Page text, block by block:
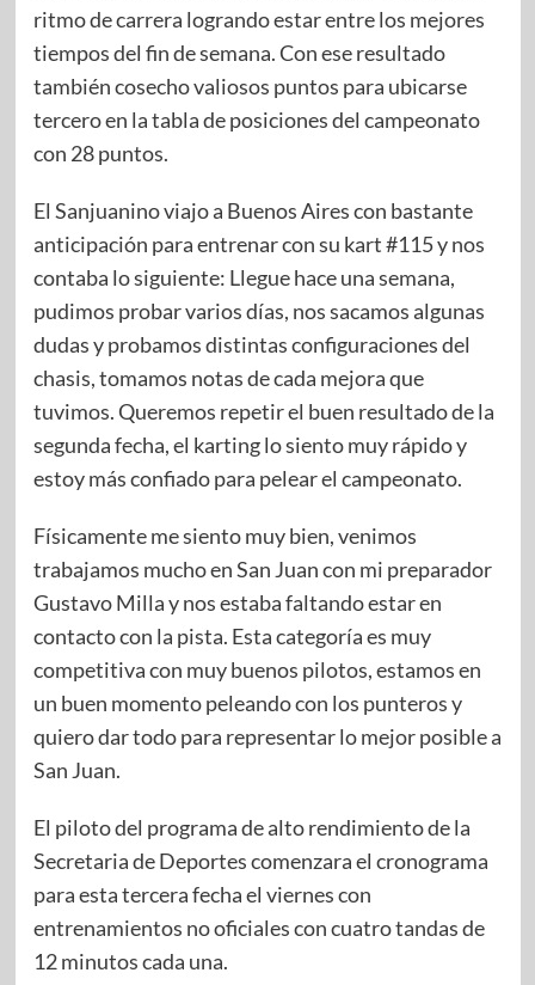
ritmo de carrera logrando estar entre los mejores
tiempos del fin de semana. Con ese resultado
también cosecho valiosos puntos para ubicarse
tercero en la tabla de posiciones del campeonato
con 28 puntos.
El Sanjuanino viajo a Buenos Aires con bastante
anticipación para entrenar con su kart #115 y nos
contaba lo siguiente: Llegue hace una semana,
pudimos probar varios días, nos sacamos algunas
dudas y probamos distintas configuraciones del
chasis, tomamos notas de cada mejora que
tuvimos. Queremos repetir el buen resultado de la
segunda fecha, el karting lo siento muy rápido y
estoy más confiado para pelear el campeonato.
Físicamente me siento muy bien, venimos
trabajamos mucho en San Juan con mi preparador
Gustavo Milla y nos estaba faltando estar en
contacto con la pista. Esta categoría es muy
competitiva con muy buenos pilotos, estamos en
un buen momento peleando con los punteros y
quiero dar todo para representar lo mejor posible a
San Juan.
El piloto del programa de alto rendimiento de la
Secretaria de Deportes comenzara el cronograma
para esta tercera fecha el viernes con
entrenamientos no oficiales con cuatro tandas de
12 minutos cada una.